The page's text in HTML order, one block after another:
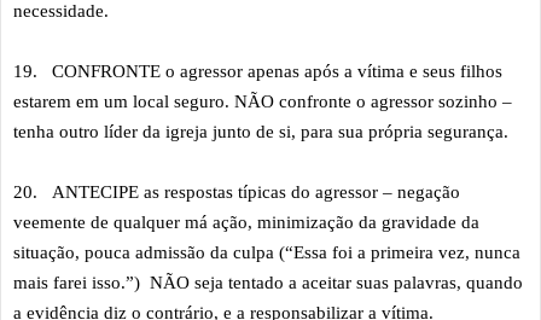
necessidade.
19.
CONFRONTE o agressor apenas após a vítima e seus filhos
estarem em um local seguro. NÃO confronte o agressor sozinho –
tenha outro líder da igreja junto de si, para sua própria segurança.
20.
ANTECIPE as respostas típicas do agressor – negação
veemente de qualquer má ação, minimização da gravidade da
situação, pouca admissão da culpa (“Essa foi a primeira vez, nunca
mais farei isso.”) NÃO seja tentado a aceitar suas palavras, quando
a evidência diz o contrário, e a responsabilizar a vítima.